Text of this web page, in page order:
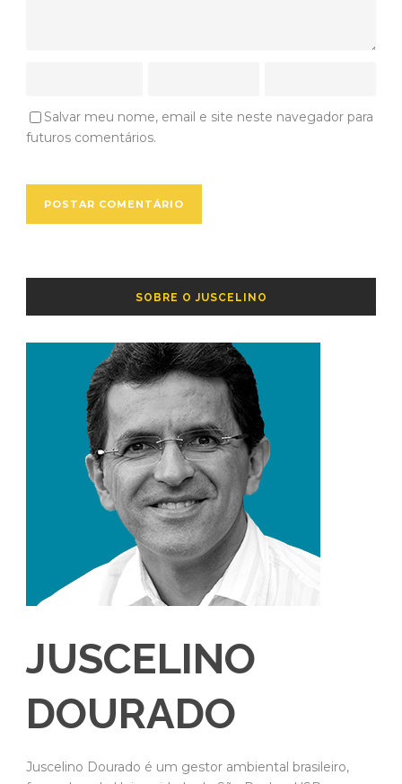
Salvar meu nome, email e site neste navegador para
futuros comentários.
SOBRE O JUSCELINO
JUSCELINO
DOURADO
Juscelino Dourado é um gestor ambiental brasileiro,